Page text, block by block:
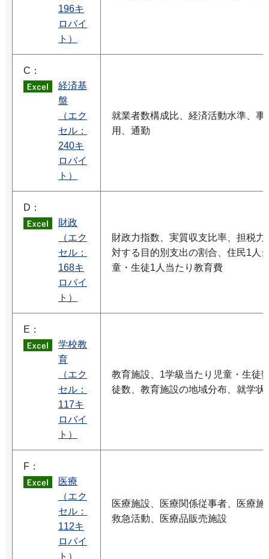
196キ
ロバイ
ト）
C：
経済基
盤
（エク
セル：
240キ
ロバイ
ト）
就業者数構成比、経済活動水準、
用、通勤
D：
財政
（エク
セル：
168キ
ロバイ
ト）
財政力指数、実質収支比率、担税
対する目的別支出の割合、住民1人
童・生徒1人当たり教育費
E：
学校教
育
（エク
セル：
117キ
ロバイ
ト）
教育施設、1学級当たり児童・生徒
徒数、教育施設の地域分布、就学状
F：
医療
（エク
セル：
112キ
ロバイ
ト）
医療施設、医療関係従事者、医療
救急活動、医療品販売施設